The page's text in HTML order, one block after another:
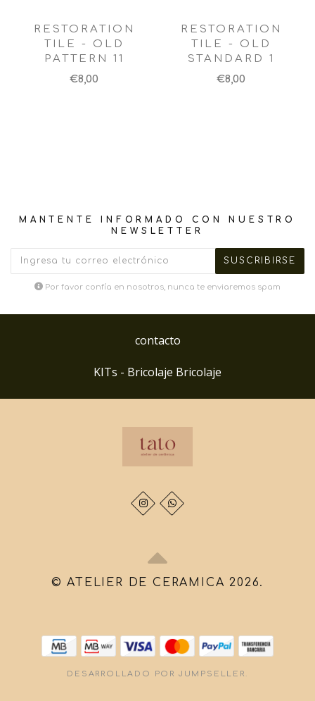
RESTORATION
TILE - OLD
PATTERN 11
€8,00
RESTORATION
TILE - OLD
STANDARD 1
€8,00
MANTENTE INFORMADO CON NUESTRO
NEWSLETTER
Por favor confía en nosotros, nunca te enviaremos spam
contacto
KITs - Bricolaje Bricolaje
© ATELIER DE CERAMICA 2026.
DESARROLLADO POR JUMPSELLER .